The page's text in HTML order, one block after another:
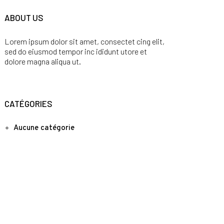
ABOUT US
Lorem ipsum dolor sit amet, consectet cing elit,
sed do eiusmod tempor inc ididunt utore et
dolore magna aliqua ut.
CATÉGORIES
Aucune catégorie